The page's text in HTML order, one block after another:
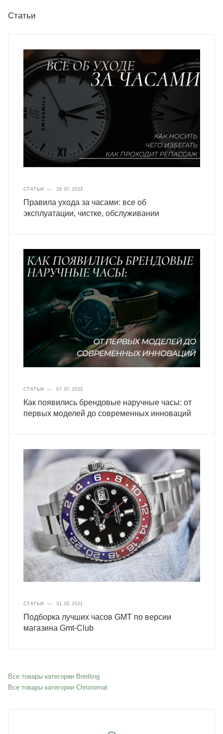
Статьи
СТАТЬИ — 28.07.2023
Правила ухода за часами: все об
эксплуатации, чистке, обслуживании
СТАТЬИ — 07.07.2023
Как появились брендовые наручные часы: от
первых моделей до современных инноваций
СТАТЬИ — 31.03.2021
Подборка лучших часов GMT по версии
магазина Gmt-Club
Все товары категории Breitling
Все товары категории Chronomat